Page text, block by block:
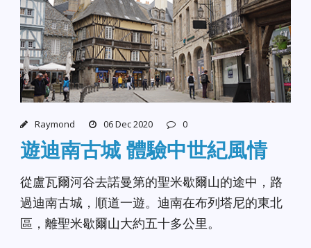
Raymond 06 Dec 2020 0
遊迪南古城 體驗中世紀風情
從盧瓦爾河谷去諾曼第的聖米歇爾山的途中，路
過迪南古城，順道一遊。迪南在布列塔尼的東北
區，離聖米歇爾山大約五十多公里。